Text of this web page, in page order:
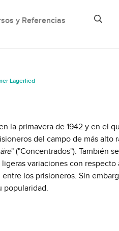
y Referencias
Lagerlied
la primavera de 1942 y en el
del campo de más alto
" ("Concentrados"). También
variaciones con respecto
los prisioneros. Sin
popularidad.